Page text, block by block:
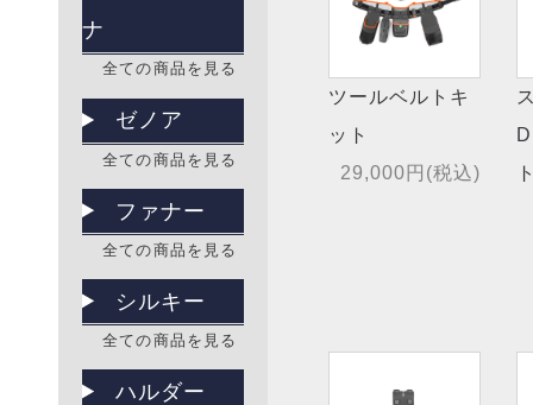
ナ
全ての商品を見る
ゼノア
全ての商品を見る
ファナー
全ての商品を見る
シルキー
全ての商品を見る
ハルダー
ツールベルトキ
ット
29,000円(税込)